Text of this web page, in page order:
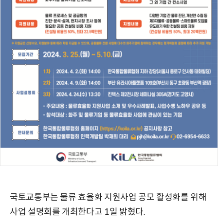
국토교통부는 물류 효율화 지원사업 공모 활성화를 위해
사업 설명회를 개최한다고 1일 밝혔다.